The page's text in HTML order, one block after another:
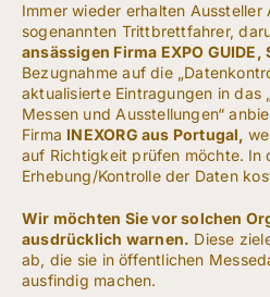
Immer wieder erhalten Aussteller
sogenannten Trittbrettfahrer,
ansässigen Firma EXPO GUIDE,
Bezugnahme auf die
aktualisierte Eintragungen in das
Messen und Ausstellungen“
Firma INEXORG aus Portugal,
auf Richtigkeit prüfen möchte. In
Erhebung/Kontrolle der Daten
Wir möchten Sie vor solchen
ausdrücklich warnen. Diese
ab, die sie in öffentlichen
ausfindig machen.